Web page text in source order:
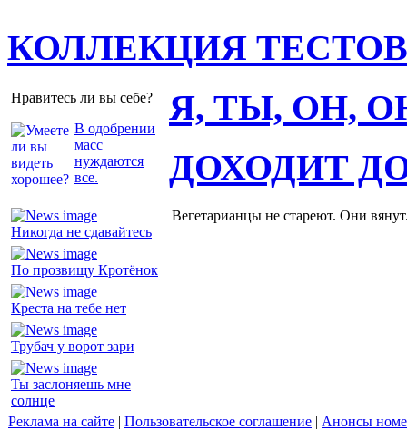
КОЛЛЕКЦИЯ ТЕСТОВ
Нравитесь ли вы себе?
В одобрении
масс
нуждаются
все.
Я, ТЫ, ОН,
Никогда не сдавайтесь
По прозвищу Кротёнок
Креста на тебе нет
Трубач у ворот зари
Ты заслоняешь мне
солнце
ДОХОДИТ
Вегетарианцы не стареют. Они
Реклама на сайте | Пользовательское соглашение | Анонсы